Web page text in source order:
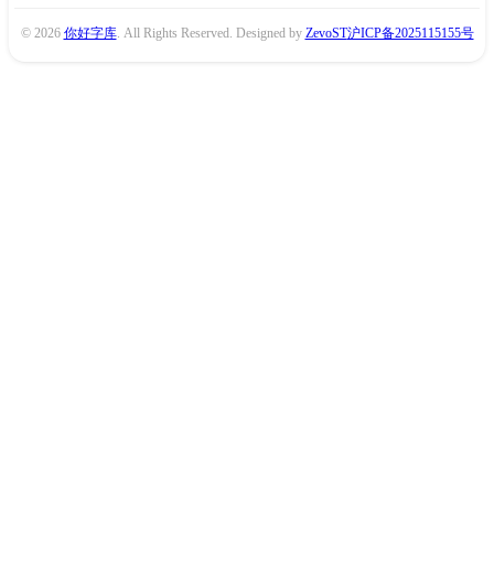
© 2026 你好字库. All Rights Reserved. Designed by ZevoST沪ICP备2025115155号